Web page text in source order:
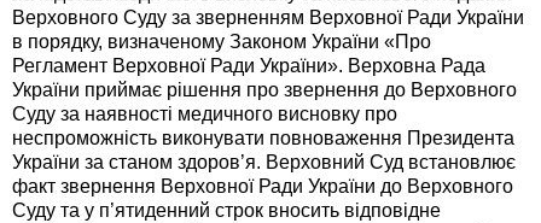
Верховного Суду за зверненням Верховної Ради України
в порядку, визначеному Законом України «Про
Регламент Верховної Ради України». Верховна Рада
України приймає рішення про звернення до Верховного
Суду за наявності медичного висновку про
неспроможність виконувати повноваження Президента
України за станом здоров’я. Верховний Суд встановлює
факт звернення Верховної Ради України до Верховного
Суду та у п’ятиденний строк вносить відповідне